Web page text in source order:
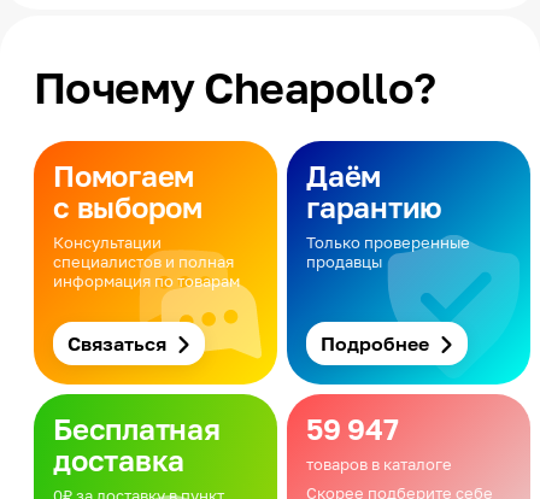
Почему Cheapollo?
Помогаем
с выбором
Консультации
специалистов и полная
информация по товарам
Связаться
Даём
гарантию
Только проверенные
продавцы
Подробнее
Бесплатная
доставка
59 947
товаров в каталоге
Скорее подберите себе